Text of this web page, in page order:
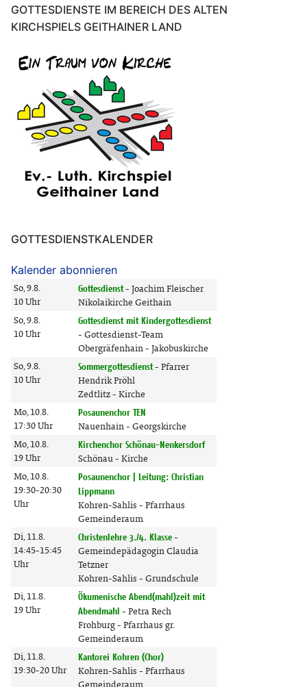
GOTTESDIENSTE IM BEREICH DES ALTEN
KIRCHSPIELS GEITHAINER LAND
GOTTESDIENSTKALENDER
Kalender abonnieren